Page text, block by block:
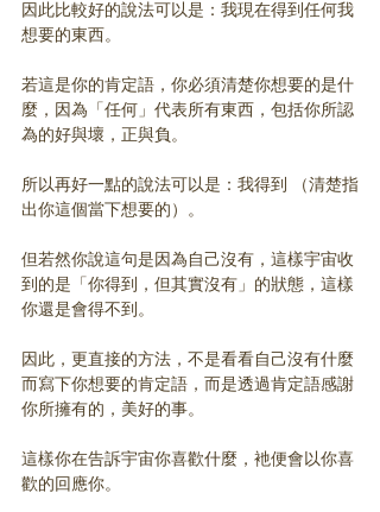
因此比較好的說法可以是：我現在得到任何我
想要的東西。
若這是你的肯定語，你必須清楚你想要的是什
麼，因為「任何」代表所有東西，包括你所認
為的好與壞，正與負。
所以再好一點的說法可以是：我得到 （清楚指
出你這個當下想要的）。
但若然你說這句是因為自己沒有，這樣宇宙收
到的是「你得到，但其實沒有」的狀態，這樣
你還是會得不到。
因此，更直接的方法，不是看看自己沒有什麼
而寫下你想要的肯定語，而是透過肯定語感謝
你所擁有的，美好的事。
這樣你在告訴宇宙你喜歡什麼，衪便會以你喜
歡的回應你。